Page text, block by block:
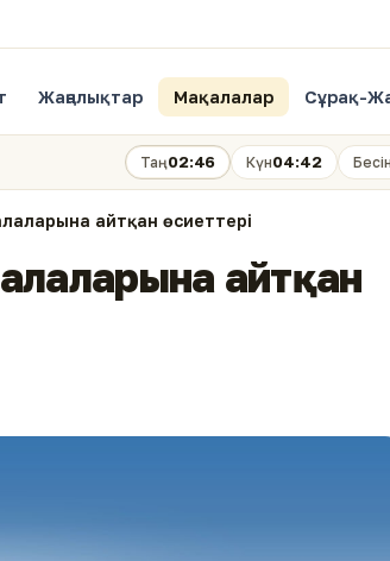
Жаңалықтар Мақалалар Сұрақ-
Таң02:46 Күн04:42 Бесін
айтқан өсиеттері
айтқан